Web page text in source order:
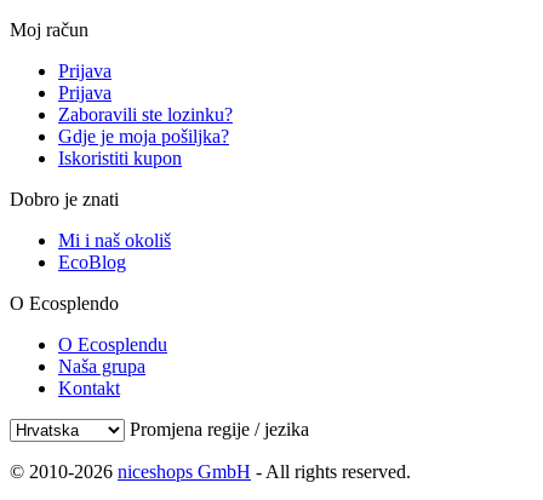
Moj račun
Prijava
Prijava
Zaboravili ste lozinku?
Gdje je moja pošiljka?
Iskoristiti kupon
Dobro je znati
Mi i naš okoliš
EcoBlog
O Ecosplendo
O Ecosplendu
Naša grupa
Kontakt
Promjena regije / jezika
© 2010-2026 niceshops GmbH - All rights reserved.